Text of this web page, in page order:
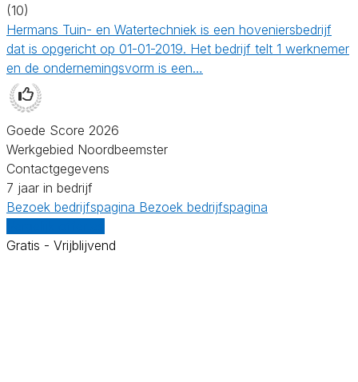
(10)
Hermans Tuin- en Watertechniek is een hoveniersbedrijf
dat is opgericht op 01-01-2019. Het bedrijf telt 1 werknemer
en de ondernemingsvorm is een…
Goede Score 2026
Werkgebied Noordbeemster
Contactgegevens
7 jaar in bedrijf
Bezoek bedrijfspagina Bezoek bedrijfspagina
Gratis - Vrijblijvend